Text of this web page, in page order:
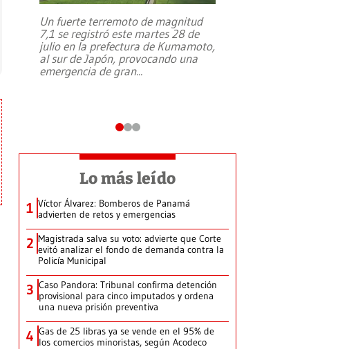
Un fuerte terremoto de magnitud
7,1 se registró este martes 28 de
julio en la prefectura de Kumamoto,
al sur de Japón, provocando una
emergencia de gran...
Lo más leído
1 Víctor Álvarez: Bomberos de Panamá
advierten de retos y emergencias
2 Magistrada salva su voto: advierte que Corte
evitó analizar el fondo de demanda contra la
Policía Municipal
3 Caso Pandora: Tribunal confirma detención
provisional para cinco imputados y ordena
una nueva prisión preventiva
4 Gas de 25 libras ya se vende en el 95% de
los comercios minoristas, según Acodeco